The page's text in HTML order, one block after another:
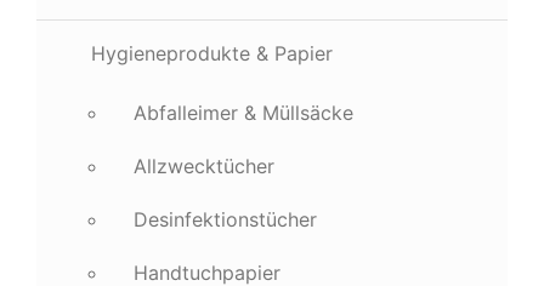
Hygieneprodukte & Papier
Abfalleimer & Müllsäcke
Allzwecktücher
Desinfektionstücher
Handtuchpapier